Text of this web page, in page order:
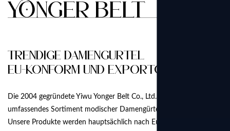
YONGER BELT
Trendige Damengürtel
EU-konform und exportorientiert
Die 2004 gegründete Yiwu Yonger Belt Co., Ltd. ist auf ein
umfassendes Sortiment modischer Damengürtel spezialisiert.
Unsere Produkte werden hauptsächlich nach Europa und Amerika